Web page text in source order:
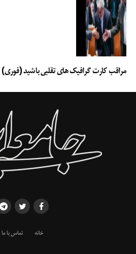
مراقب کارت گرافیک های تقلبی باشید (فوری)
خانه تماس با ما